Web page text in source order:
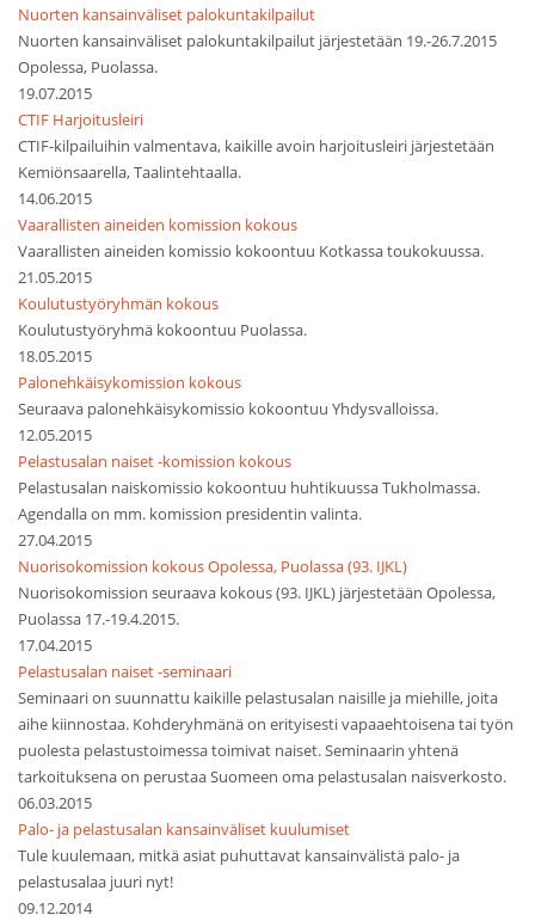
Nuorten kansainväliset palokuntakilpailut
Nuorten kansainväliset palokuntakilpailut järjestetään 19.-26.7.2015
Opolessa, Puolassa.
19.07.2015
CTIF Harjoitusleiri
CTIF-kilpailuihin valmentava, kaikille avoin harjoitusleiri järjestetään
Kemiönsaarella, Taalintehtaalla.
14.06.2015
Vaarallisten aineiden komission kokous
Vaarallisten aineiden komissio kokoontuu Kotkassa toukokuussa.
21.05.2015
Koulutustyöryhmän kokous
Koulutustyöryhmä kokoontuu Puolassa.
18.05.2015
Palonehkäisykomission kokous
Seuraava palonehkäisykomissio kokoontuu Yhdysvalloissa.
12.05.2015
Pelastusalan naiset -komission kokous
Pelastusalan naiskomissio kokoontuu huhtikuussa Tukholmassa.
Agendalla on mm. komission presidentin valinta.
27.04.2015
Nuorisokomission kokous Opolessa, Puolassa (93. IJKL)
Nuorisokomission seuraava kokous (93. IJKL) järjestetään Opolessa,
Puolassa 17.-19.4.2015.
17.04.2015
Pelastusalan naiset -seminaari
Seminaari on suunnattu kaikille pelastusalan naisille ja miehille, joita
aihe kiinnostaa. Kohderyhmänä on erityisesti vapaaehtoisena tai työn
puolesta pelastustoimessa toimivat naiset. Seminaarin yhtenä
tarkoituksena on perustaa Suomeen oma pelastusalan naisverkosto.
06.03.2015
Palo- ja pelastusalan kansainväliset kuulumiset
Tule kuulemaan, mitkä asiat puhuttavat kansainvälistä palo- ja
pelastusalaa juuri nyt!
09.12.2014